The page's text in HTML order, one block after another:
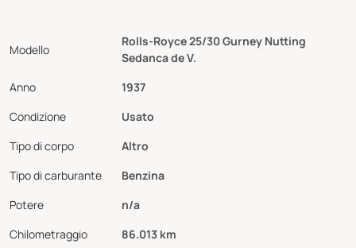
Modello
Rolls-Royce 25/30 Gurney Nutting
Sedanca de V.
Anno
1937
Condizione
Usato
Tipo di corpo
Altro
Tipo di carburante
Benzina
Potere
n/a
Chilometraggio
86.013 km